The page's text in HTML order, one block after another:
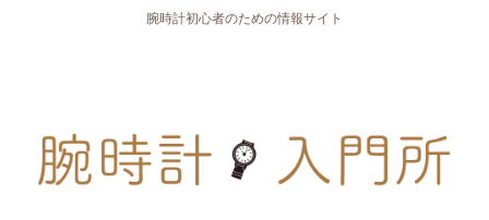
腕時計初心者のための情報サイト